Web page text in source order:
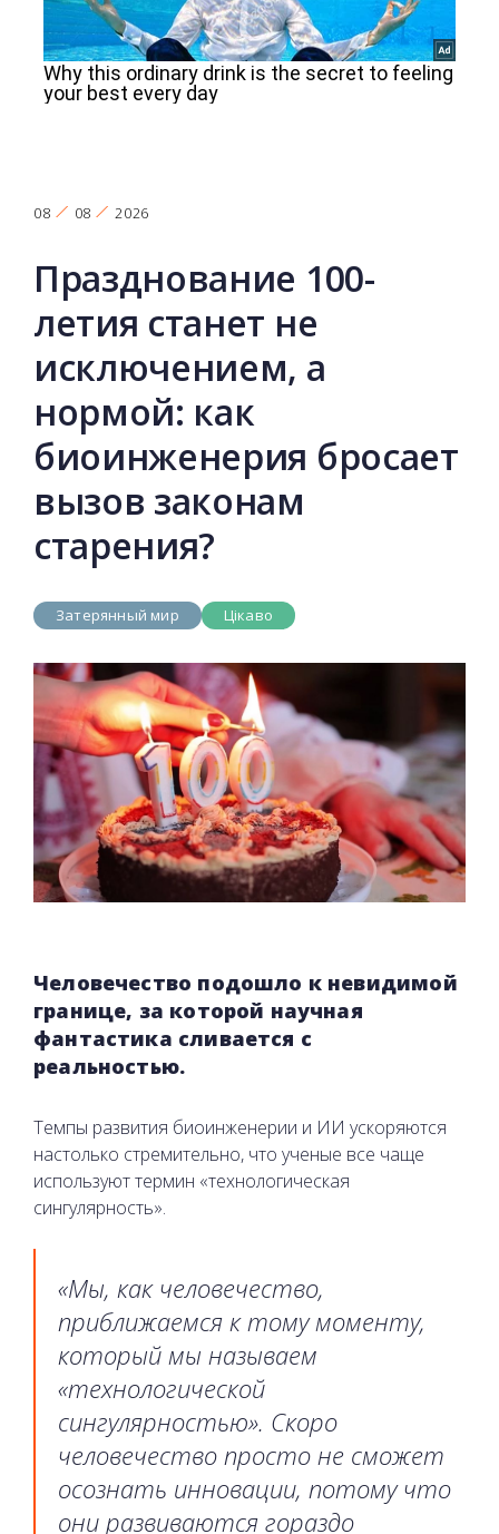
08 08 2026
Празднование 100-
летия станет не
исключением, а
нормой: как
биоинженерия бросает
вызов законам
старения?
Затерянный мир Цікаво
Человечество подошло к невидимой
границе, за которой научная
фантастика сливается с
реальностью.
Темпы развития биоинженерии и ИИ ускоряются
настолько стремительно, что ученые все чаще
используют термин «технологическая
сингулярность».
«Мы, как человечество,
приближаемся к тому моменту,
который мы называем
«технологической
сингулярностью». Скоро
человечество просто не сможет
осознать инновации, потому что
они развиваются гораздо